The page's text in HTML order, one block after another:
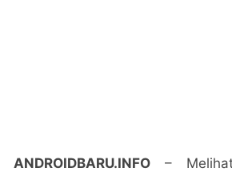
ANDROIDBARU.INFO– Melihat